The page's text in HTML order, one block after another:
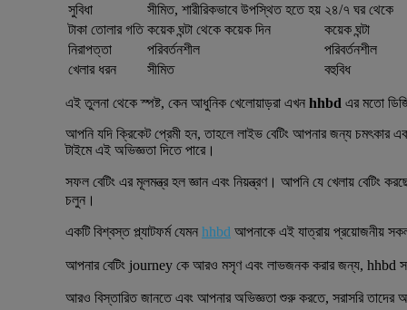
সুবিধা
সীমিত, শারীরিকভাবে উপস্থিত হতে হয় ২৪/৭ ঘর থেকে
টাকা তোলার গতি কয়েক ঘন্টা থেকে কয়েক দিন কয়েক ঘন্টা
নিরাপত্তা
পরিবর্তনশীল পরিবর্তনশীল
খেলার ধরন
সীমিত বহুবিধ
এই তুলনা থেকে স্পষ্ট, কেন আধুনিক খেলোয়াড়রা এখন hhbd এর মতো
আপনি যদি ক্রিকেট প্রেমী হন, তাহলে লাইভ বেটিং আপনার জন্য চমৎকার
টাইমে এই অভিজ্ঞতা দিতে পারে।
সফল বেটিং এর মূলমন্ত্র হল জ্ঞান এবং নিয়ন্ত্রণ। আপনি যে খেলায়
চলুন।
একটি বিশ্বস্ত প্ল্যাটফর্ম যেমন hhbd আপনাকে এই যাত্রায় প্রয়োজনীয় সকল
আপনার বেটিং journey কে আরও মসৃণ এবং লাভজনক করার জন্য, hhbd
আরও বিস্তারিত জানতে এবং আপনার অভিজ্ঞতা শুরু করতে, সরাসরি তাদের